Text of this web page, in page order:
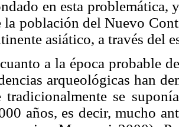
en esta problemática,
la población del Nuevo
asiático, a través del
a la época probable
arqueológicas han
tradicionalmente se
años, es decir, mucho